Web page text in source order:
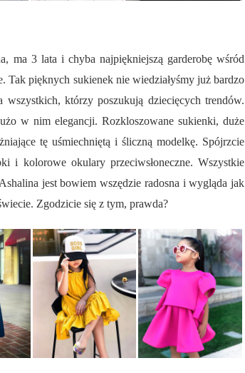
ma 3 lata i chyba najpiękniejszą garderobę wśród
Tak pięknych sukienek nie wiedziałyśmy już bardzo
którzy poszukują dziecięcych trendów.
w nim elegancji. Rozkloszowane sukienki, duże
tę uśmiechniętą i śliczną modelkę. Spójrzcie
i kolorowe okulary przeciwsłoneczne. Wszystkie
jest bowiem wszędzie radosna i wygląda jak
Zgodzicie się z tym, prawda?